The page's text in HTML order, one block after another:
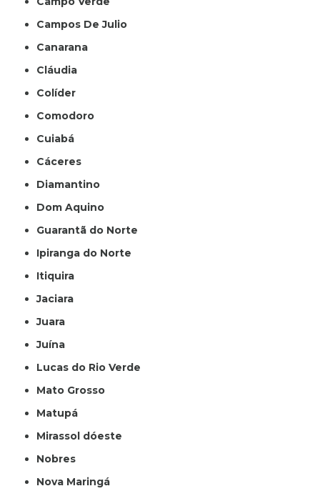
Campos De Julio
Canarana
Cláudia
Colíder
Comodoro
Cuiabá
Cáceres
Diamantino
Dom Aquino
Guarantã do Norte
Ipiranga do Norte
Itiquira
Jaciara
Juara
Juína
Lucas do Rio Verde
Mato Grosso
Matupá
Mirassol dóeste
Nobres
Nova Maringá